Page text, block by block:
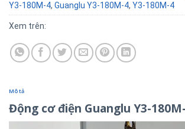
Y3-180M-4, Guanglu Y3-180M-4, Y3-180M-4
Xem trên:
Mô tả
Động cơ điện Guanglu Y3-